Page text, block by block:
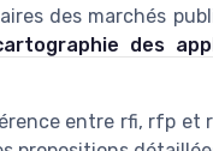
des marchés
des
entre rfi, rfp et